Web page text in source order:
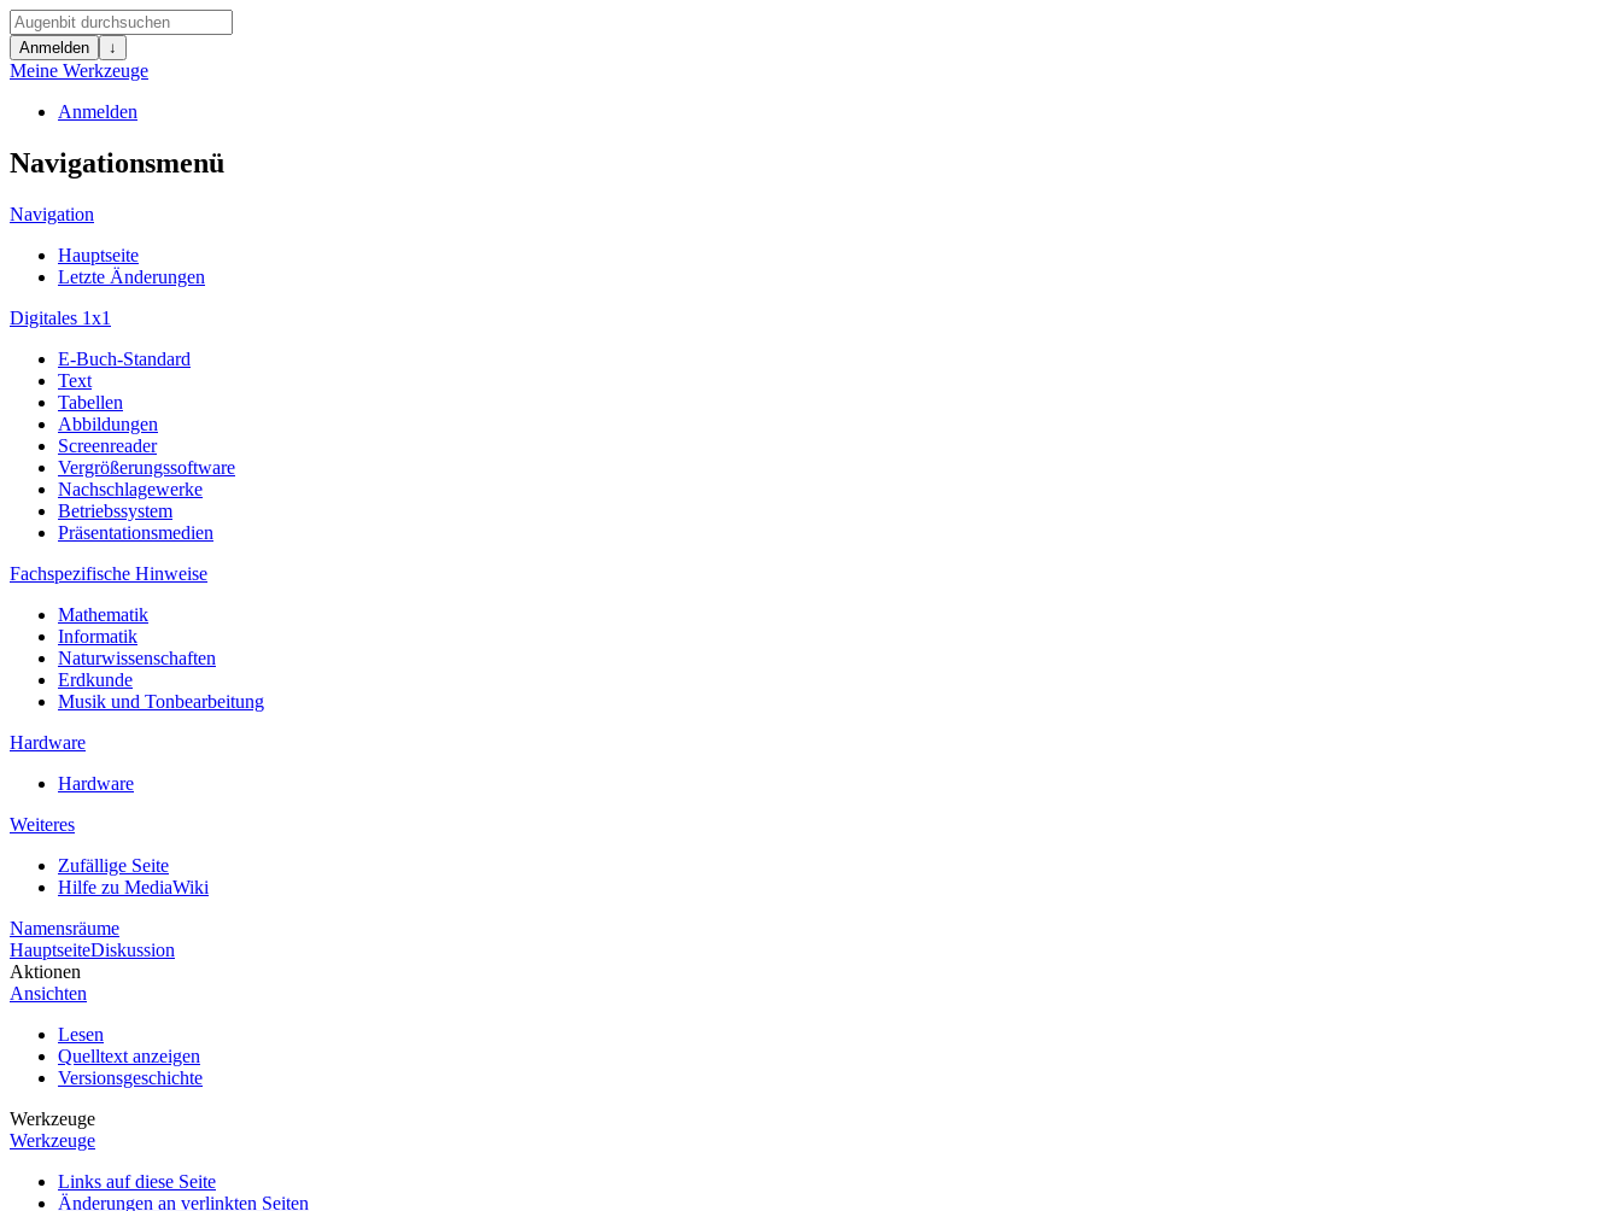
Anmelden ↓
Meine Werkzeuge
Anmelden
Navigationsmenü
Navigation
Hauptseite
Letzte Änderungen
Digitales 1x1
E-Buch-Standard
Text
Tabellen
Abbildungen
Screenreader
Vergrößerungssoftware
Nachschlagewerke
Betriebssystem
Präsentationsmedien
Fachspezifische Hinweise
Mathematik
Informatik
Naturwissenschaften
Erdkunde
Musik und Tonbearbeitung
Hardware
Hardware
Weiteres
Zufällige Seite
Hilfe zu MediaWiki
Namensräume
HauptseiteDiskussion
Aktionen
Ansichten
Lesen
Quelltext anzeigen
Versionsgeschichte
Werkzeuge
Werkzeuge
Links auf diese Seite
Änderungen an verlinkten Seiten